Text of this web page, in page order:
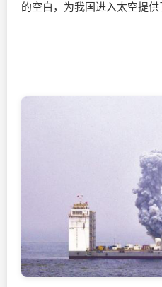
的空白，为我国进入太空提供